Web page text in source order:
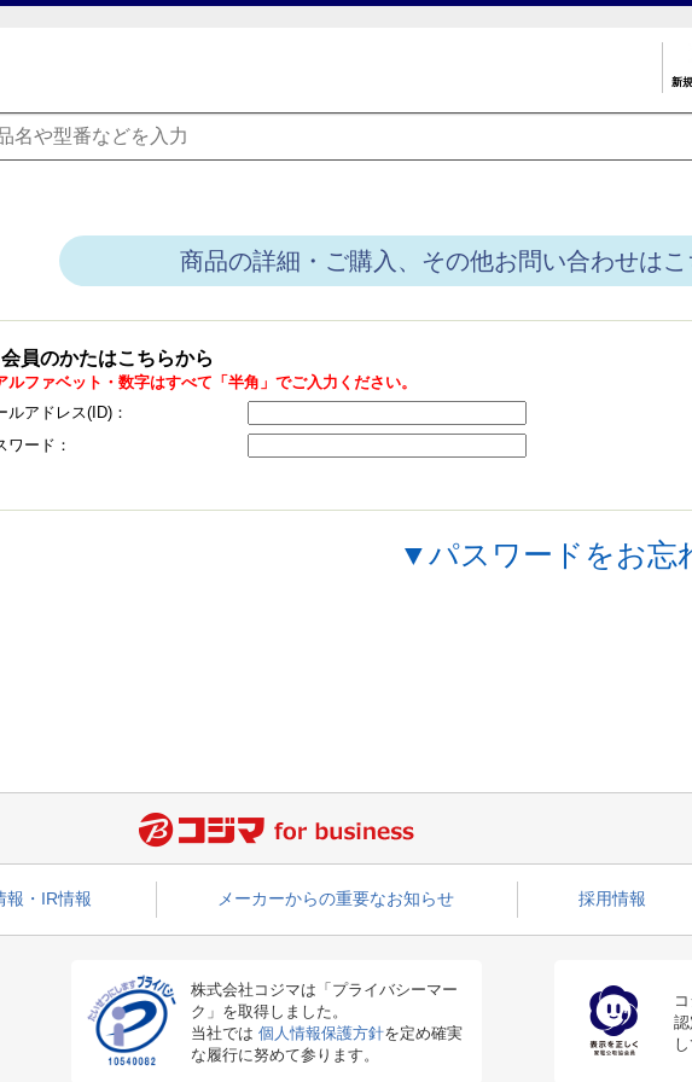
新
商品の詳細・ご購入、その他お問い合わせはこ
会員のかたはこちらから
ルファベット・数字はすべて「半角」でご入力ください。
ルアドレス(ID)：
ワード：
▼パスワードをお忘
報・IR情報 メーカーからの重要なお知らせ 採用情報
株式会社コジマは「プライバシーマー
ク」を取得しました。
当社では 個人情報保護方針を定め確実
な履行に努めて参ります。